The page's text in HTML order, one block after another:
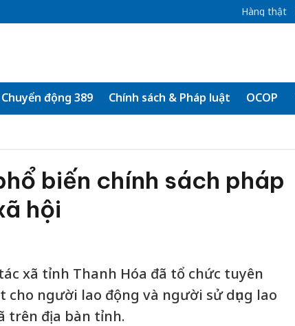
Hàng thật
Chuyển động 389 Chính sách & Pháp luật OCOP
biến chính sách pháp
hội
xã tỉnh Thanh Hóa đã tổ chức tuyên
người lao động và người sử dụng lao
trên địa bàn tỉnh.